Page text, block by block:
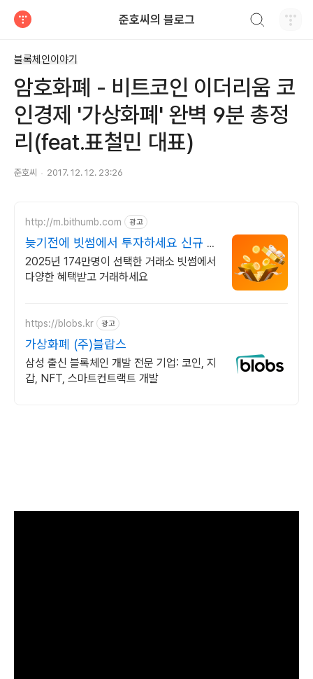
준호씨의 블로그
블록체인이야기
암호화폐 - 비트코인 이더리움 코
인경제 '가상화폐' 완벽 9분 총정
리(feat.표철민 대표)
준호씨 2017. 12. 12. 23:26
http://m.bithumb.com 광고
늦기전에 빗썸에서 투자하세요 신규 가
입 시 5만원 혜택
2025년 174만명이 선택한 거래소 빗썸에서
다양한 혜택받고 거래하세요
https://blobs.kr 광고
가상화폐 (주)블랍스
삼성 출신 블록체인 개발 전문 기업: 코인, 지
갑, NFT, 스마트컨트랙트 개발